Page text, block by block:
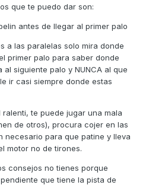
que te puedo dar son:
antes de llegar al primer palo
a las paralelas solo mira donde
primer palo para saber donde
siguiente palo y NUNCA al que
ir casi siempre donde estas
ralenti, te puede jugar una mala
de otros), procura cojer en las
para que patine y lleva
motor no de tirones.
consejos no tienes porque
que tiene la pista de